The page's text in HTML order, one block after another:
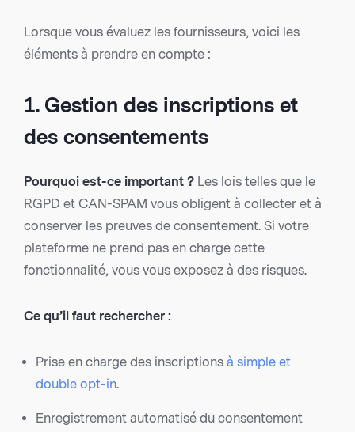
Lorsque vous évaluez les fournisseurs, voici les
éléments à prendre en compte :
1. Gestion des inscriptions et
des consentements
Pourquoi est-ce important ? Les lois telles que le
RGPD et CAN-SPAM vous obligent à collecter et à
conserver les preuves de consentement. Si votre
plateforme ne prend pas en charge cette
fonctionnalité, vous vous exposez à des risques.
Ce qu’il faut rechercher :
Prise en charge des inscriptions à simple et
double opt-in.
Enregistrement automatisé du consentement